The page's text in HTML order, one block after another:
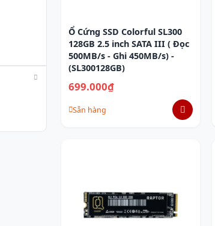
Ổ Cứng SSD Colorful SL300
128GB 2.5 inch SATA III ( Đọc
500MB/s - Ghi 450MB/s) -
(SL300128GB)
699.000₫
Sẵn hàng